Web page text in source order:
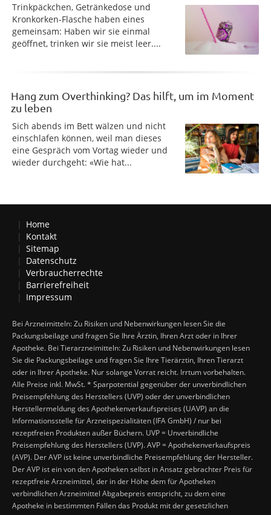
Trinkpäckchen, Getränkedose und
Kronkorken-Flasche haben eines
gemeinsam: Haben wir sie einmal
geöffnet, trinken wir sie meist leer....
Hang zum Overthinking? Das hilft, um im Moment
zu leben
Sich abends im Bett wälzen und nicht
einschlafen können, weil man dieses
eine Gespräch vom Vortag wieder und
wieder durchgeht: «Wie hat...
Home
Kontakt
Sitemap
Datenschutz
Verbraucherrechte
Barrierefreiheit
Impressum
Bei Arzneimitteln: Zu Risiken und Nebenwirkungen lesen Sie die
Packungsbeilage und fragen Sie Ihre Ärztin, Ihren Arzt oder in Ihrer
Apotheke. Bei Tierarzneimitteln: Zu Risiken und Nebenwirkungen lesen
Sie die Packungsbeilage und fragen Sie Ihre Tierärztin, Ihren Tierarzt
oder in Ihrer Apotheke. Nur solange Vorrat reicht. Irrtum vorbehalten.
Alle Preise inkl. MwSt. * Sparpotential gegenüber der unverbindlichen
Preisempfehlung des Herstellers (UVP) oder der unverbindlichen
Herstellermeldung des Apothekenverkaufspreises (UAVP) an die
Informationsstelle für Arzneispezialitäten (IFA GmbH) / nur bei
rezeptfreien Produkten außer Büchern. UVP = Unverbindliche
Preisempfehlung des Herstellers (UVP). AVP = Apothekenverkaufspreis
(AVP). Der AVP ist keine unverbindliche Preisempfehlung der Hersteller.
Der AVP ist ein von den Apotheken selbst in Ansatz gebrachter Preis für
rezeptfreie Arzneimittel, der in der Höhe dem für Apotheken
verbindlichen Arzneimittel Abgabepreis entspricht, zu dem eine
Apotheke in bestimmten Fällen das Produkt mit der gesetzlichen